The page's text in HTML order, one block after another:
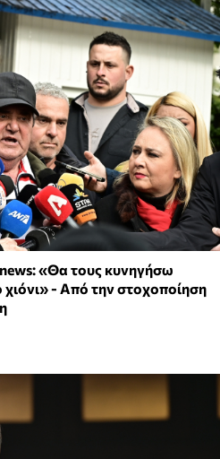
«Θα τους κυνηγήσω
- Από την στοχοποίηση